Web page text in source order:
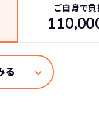
ご自身で